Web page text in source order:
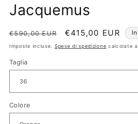
Jacquemus
Prezzo
di
€590,00 EUR
Prezzo
scontato
€415,00 EUR
Imposte incluse. Spese di spedizione calcolate
Taglia
Colore